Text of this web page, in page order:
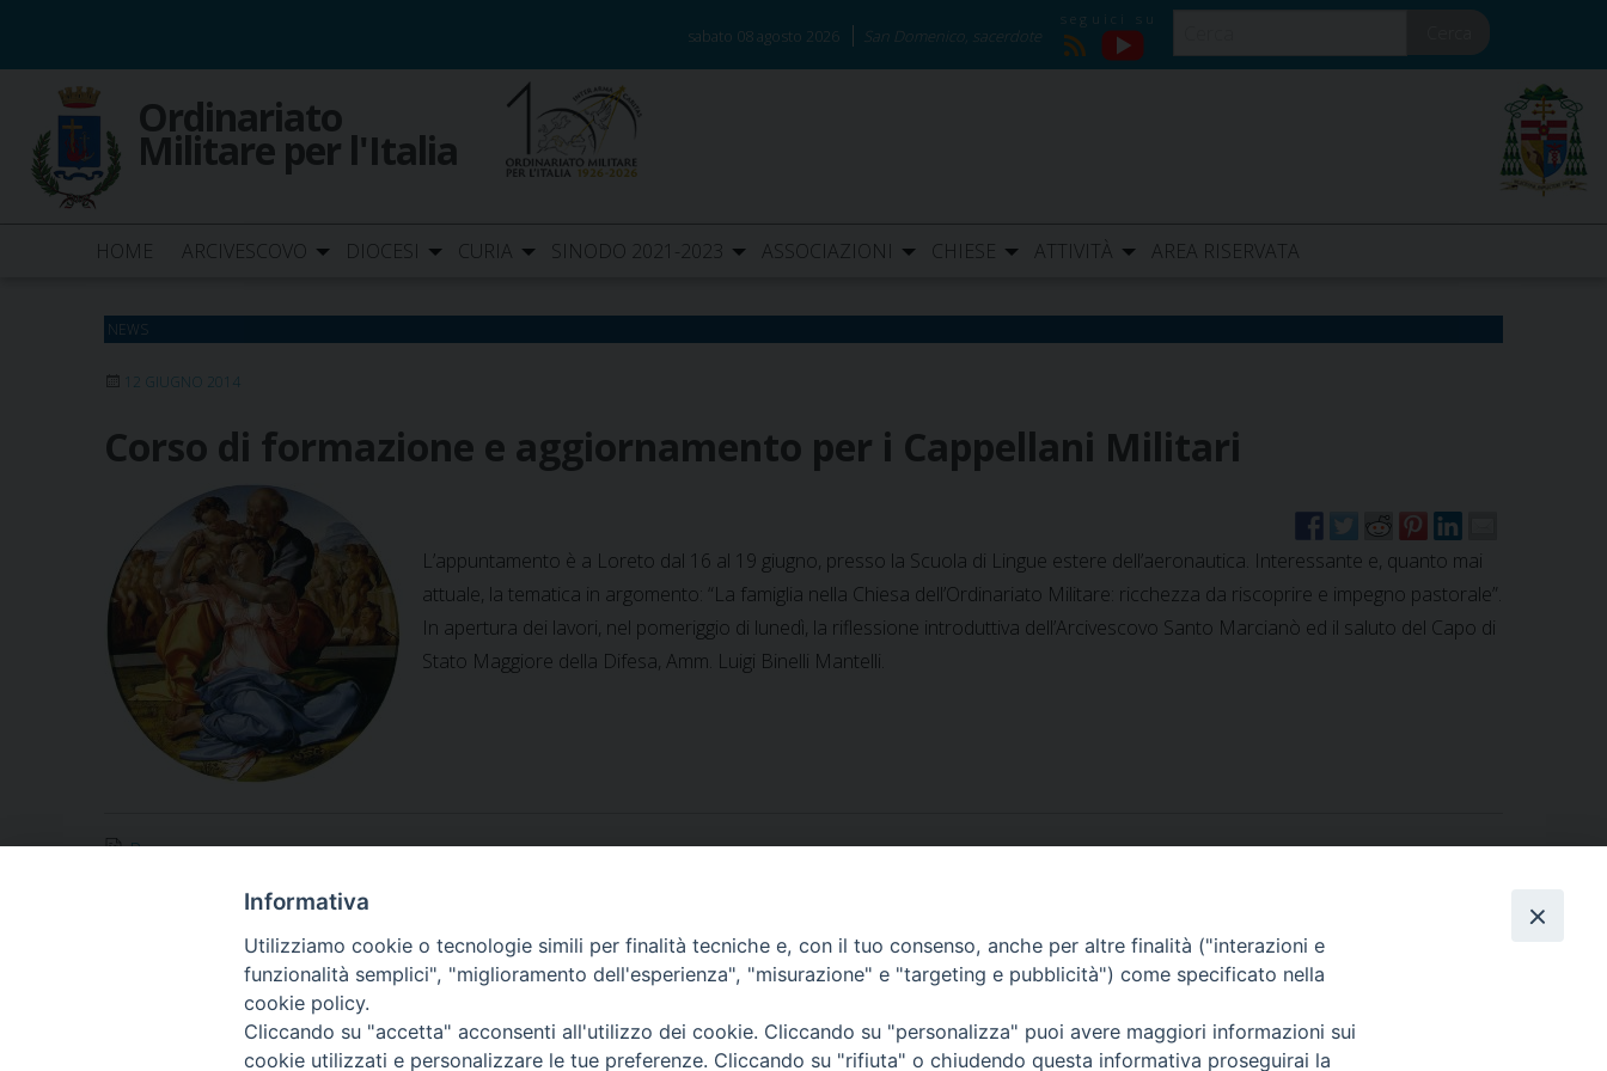
content
sabato 08 agosto 2026 San Domenico, sacerdote
RSS
YouTube
Ordinariato
Militare per l'Italia
HOME ARCIVESCOVO DIOCESI CURIA SINODO 2021-2023 ASSOCIAZIONI CHIESE ATTIVITÀ AREA RISERVATA
NEWS
12 GIUGNO 2014
Corso di formazione e aggiornamento per i Cappellani Militari
L’appuntamento è a Loreto dal 16 al 19 giugno, presso la Scuola di Lingue estere dell’aeronautica. Interessante e, quanto mai
attuale, la tematica in argomento: “La famiglia nella Chiesa dell’Ordinariato Militare: ricchezza da riscoprire e impegno pastorale”.
In apertura dei lavori, nel pomeriggio di lunedì, la riflessione introduttiva dell’Arcivescovo Santo Marcianò ed il saluto del Capo di
Stato Maggiore della Difesa, Amm. Luigi Binelli Mantelli.
Programma
Ringraziamento e saluto del nuovo Vicario generale ai Cappellani Militari
Informativa
Utilizziamo cookie o tecnologie simili per finalità tecniche e, con il tuo consenso, anche per altre finalità ("interazioni e
funzionalità semplici", "miglioramento dell'esperienza", "misurazione" e "targeting e pubblicità") come specificato nella
cookie policy.
Cliccando su "accetta" acconsenti all'utilizzo dei cookie. Cliccando su "personalizza" puoi avere maggiori informazioni sui
cookie utilizzati e personalizzare le tue preferenze. Cliccando su "rifiuta" o chiudendo questa informativa proseguirai la